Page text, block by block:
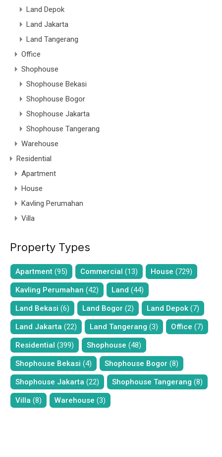
Land Depok
Land Jakarta
Land Tangerang
Office
Shophouse
Shophouse Bekasi
Shophouse Bogor
Shophouse Jakarta
Shophouse Tangerang
Warehouse
Residential
Apartment
House
Kavling Perumahan
Villa
Property Types
Apartment (95) Commercial (13) House (729)
Kavling Perumahan (42) Land (44)
Land Bekasi (6) Land Bogor (2) Land Depok (7)
Land Jakarta (22) Land Tangerang (3) Office (7)
Residential (399) Shophouse (48)
Shophouse Bekasi (4) Shophouse Bogor (8)
Shophouse Jakarta (22) Shophouse Tangerang (8)
Villa (8) Warehouse (3)